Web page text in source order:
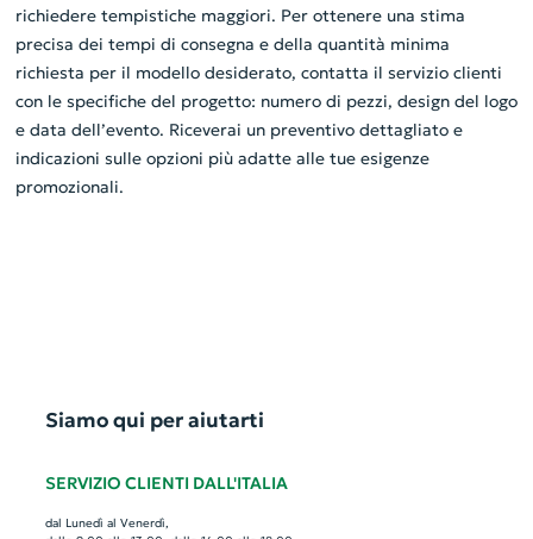
richiedere tempistiche maggiori. Per ottenere una stima
precisa dei tempi di consegna e della quantità minima
richiesta per il modello desiderato, contatta il servizio clienti
con le specifiche del progetto: numero di pezzi, design del logo
e data dell’evento. Riceverai un preventivo dettagliato e
indicazioni sulle opzioni più adatte alle tue esigenze
promozionali.
Siamo qui per aiutarti
SERVIZIO CLIENTI DALL'ITALIA
dal Lunedì al Venerdì,